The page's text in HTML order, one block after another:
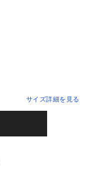
サイズ詳細を見る